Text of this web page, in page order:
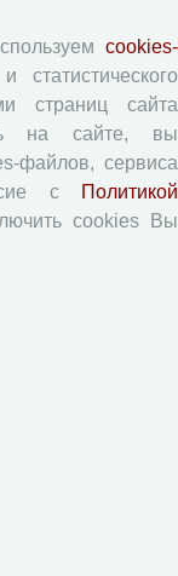
cookies-
страниц сайта
на сайте, вы
файлов, сервиса
с
Политикой
cookies Вы